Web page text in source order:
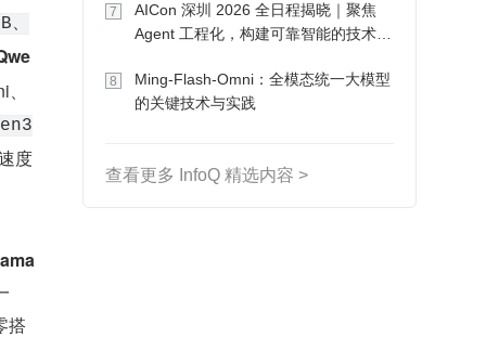
度
搭
7
AICon 深圳 2026 全日程揭晓｜聚焦
Agent 工程化，构建可靠智能的技术路
8
Ming-Flash-Omni：全模态统一大模型
的关键技术与实践
查看更多 InfoQ 精选内容 >